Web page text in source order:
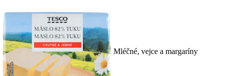
Mléčné, vejce a margaríny